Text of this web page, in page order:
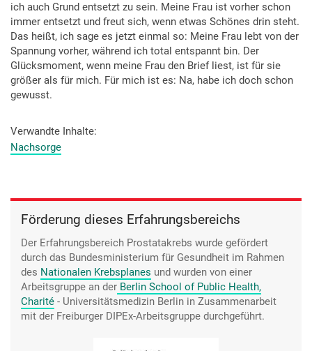
ich auch Grund entsetzt zu sein. Meine Frau ist vorher schon
immer entsetzt und freut sich, wenn etwas Schönes drin steht.
Das heißt, ich sage es jetzt einmal so: Meine Frau lebt von der
Spannung vorher, während ich total entspannt bin. Der
Glücksmoment, wenn meine Frau den Brief liest, ist für sie
größer als für mich. Für mich ist es: Na, habe ich doch schon
gewusst.
Verwandte Inhalte
Nachsorge
Förderung dieses Erfahrungsbereichs
Der Erfahrungsbereich Prostatakrebs wurde gefördert
durch das Bundesministerium für Gesundheit im Rahmen
des Nationalen Krebsplanes und wurden von einer
Arbeitsgruppe an der Berlin School of Public Health,
Charité - Universitätsmedizin Berlin in Zusammenarbeit
mit der Freiburger DIPEx-Arbeitsgruppe durchgeführt.